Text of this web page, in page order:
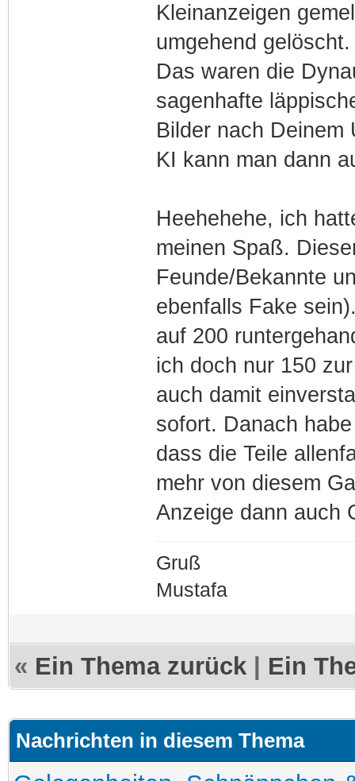
Kleinanzeigen
umgehend gelöscht.
Das waren die
sagenhafte
Bilder nach Deinem
KI kann man dann
Heehehehe, ich
meinen Spaß.
Feunde/Bekannte
ebenfalls Fake
auf 200
ich doch nur 150
auch damit
sofort. Danach
dass die Teile
mehr von diesem
Anzeige dann auch
Gruß
Mustafa
« Ein Thema zurück Ein
Nachrichten in diesem Thema